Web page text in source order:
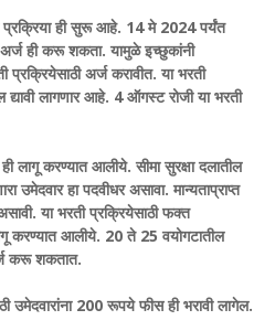
प्रक्रिया ही सुरू आहे. 14 मे 2024 पर्यंत
अर्ज ही करू शकता. यामुळे इच्छुकांनी
अर्ज करावीत. या भरती
द्यावी लागणार आहे. 4 ऑगस्ट रोजी या भरती
लागू करण्यात आलीये. सीमा सुरक्षा दलातील
उमेदवार हा पदवीधर असावा. मान्यताप्राप्त
या भरती प्रक्रियेसाठी फक्त
करण्यात आलीये. 20 ते 25 वयोगटातील
करू शकतात.
उमेदवारांना 200 रूपये फीस ही भरावी लागेल.